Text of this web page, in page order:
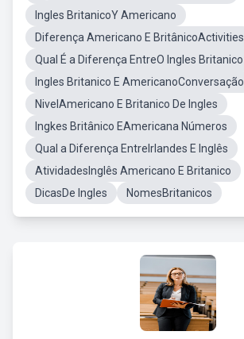
Ingles BritanicoY Americano
Diferença Americano E BritânicoActivities
Qual É a Diferença EntreO Ingles
Ingles Britanico E AmericanoConversação
NivelAmericano E Britanico De Ingles
Ingkes Britânico EAmericana Números
Qual a Diferença EntreIrlandes E Inglês
AtividadesInglês Americano E Britanico
DicasDe Ingles
NomesBritanicos